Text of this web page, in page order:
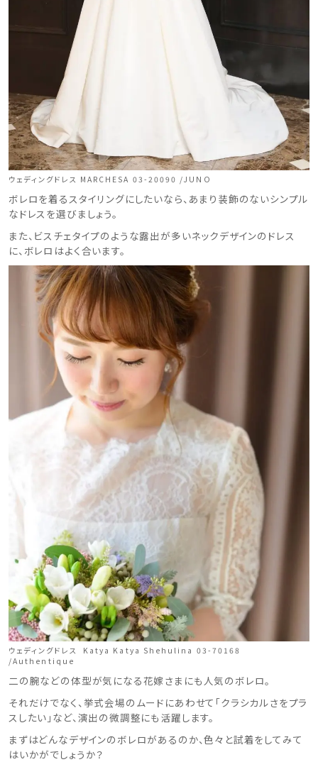
ウェディングドレス MARCHESA 03-20090 /JUNO
ボレロを着るスタイリングにしたいなら、あまり装飾のないシンプル
なドレスを選びましょう。
また、ビスチェタイプのような露出が多いネックデザインのドレス
に、ボレロはよく合います。
ウェディングドレス Katya Katya Shehulina 03-70168
/Authentique
二の腕などの体型が気になる花嫁さまにも人気のボレロ。
それだけでなく、挙式会場のムードにあわせて「クラシカルさをプラ
スしたい」など、演出の微調整にも活躍します。
まずはどんなデザインのボレロがあるのか、色々と試着をしてみて
はいかがでしょうか？